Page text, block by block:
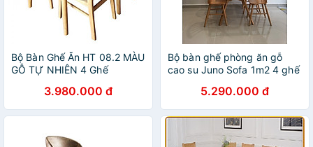
Bộ Bàn Ghế Ăn HT 08.2 MÀU
GỖ TỰ NHIÊN 4 Ghế
3.980.000 đ
Bộ bàn ghế phòng ăn gỗ
cao su Juno Sofa 1m2 4 ghế
5.290.000 đ